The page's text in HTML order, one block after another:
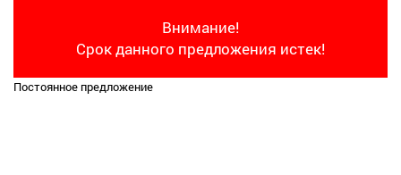
Внимание!
Срок данного предложения истек!
Постоянное предложение